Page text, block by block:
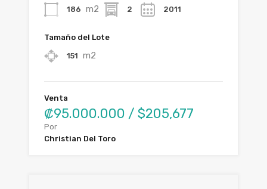
186 m2 2 2011
Tamaño del Lote
151 m2
Venta
₡95.000.000 / $205,677
Por
Christian Del Toro